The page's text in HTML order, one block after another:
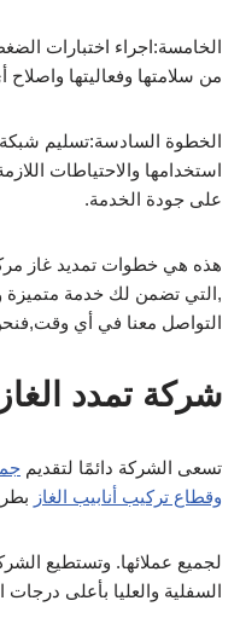
الخامسة:اجراء اختبارات
من سلامتها وفعاليتها
الخطوة السادسة:تسليم
استخدامها والاحتياطات
على جودة الخدمة.
هذه هي خطوات تمديد غاز
,التي تضمن لك خدمة متميزة
التواصل معنا في أي
شركة تمدد
تسعى الشركة دائمًا لتقديم
وقطاع تركيب أنابيب الغاز
لجميع عملائها. وتستطيع
السفلية والعليا بأعلى درجات